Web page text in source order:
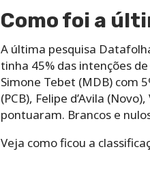
Como foi a
A última pesquisa
tinha 45% das intenções
Simone Tebet (MDB) com
(PCB), Felipe d’Avila
pontuaram. Brancos e
Veja como ficou a